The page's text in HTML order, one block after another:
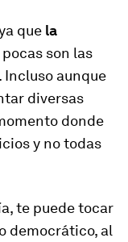
que la
pocas son las
Incluso aunque
diversas
donde
y no todas
te puede tocar
democrático, al